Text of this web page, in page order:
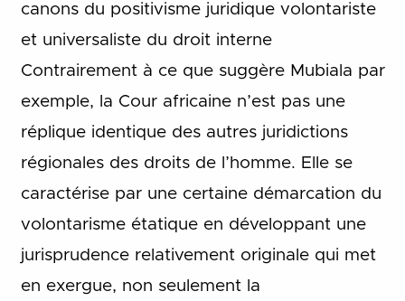
canons du positivisme juridique volontariste
et universaliste du droit interne
Contrairement à ce que suggère Mubiala par
exemple, la Cour africaine n’est pas une
réplique identique des autres juridictions
régionales des droits de l’homme. Elle se
caractérise par une certaine démarcation du
volontarisme étatique en développant une
jurisprudence relativement originale qui met
en exergue, non seulement la